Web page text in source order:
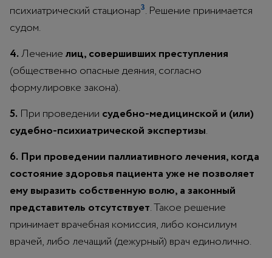
психиатрический стационар3. Решение принимается
судом.
4.Лечениелиц, совершивших преступления
(общественно опасные деяния, согласно
формулировке закона).
5. При проведении судебно-медицинской и (или)
судебно-психиатрической экспертизы.
6. При проведении паллиативного лечения, когда
состояние здоровья пациента уже не позволяет
ему выразить собственную волю, а законный
представитель отсутствует. Такое решение
принимает врачебная комиссия, либо консилиум
врачей, либо лечащий (дежурный) врач единолично.